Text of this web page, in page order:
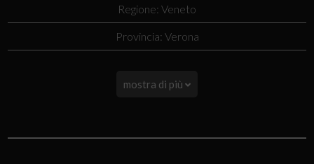
Regione: Veneto
Provincia: Verona
mostra di più